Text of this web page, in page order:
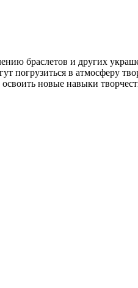
браслетов и других
погрузиться в атмосферу
новые навыки